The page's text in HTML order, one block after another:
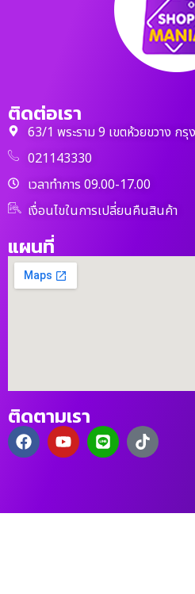
ติดต่อเรา
63/1 พระราม 9 เขตห้วยขวาง ก
021143330
เวลาทำการ 09.00-17.00
เงื่อนไขในการเปลี่ยนคืนสินค้า
แผนที่
ติดตามเรา